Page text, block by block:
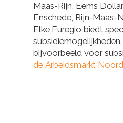
Maas-Rijn, Eems
Enschede, Rijn-Maas-
Elke Euregio biedt
subsidiemogelijkheden.
bijvoorbeeld voor
de Arbeidsmarkt Noord